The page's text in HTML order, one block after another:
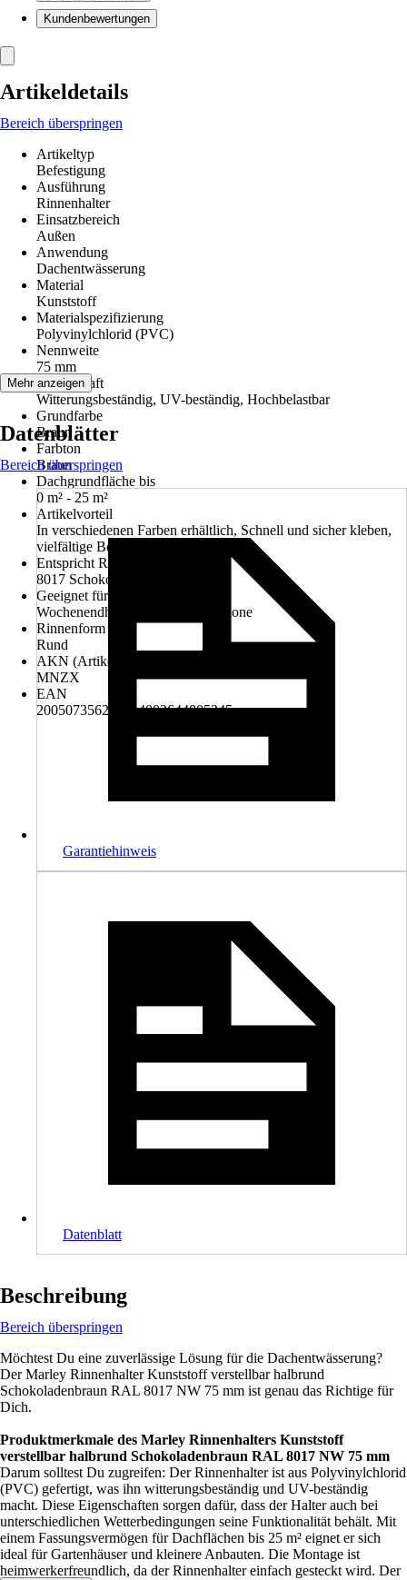
Kundenbewertungen
Artikeldetails
Bereich überspringen
Artikeltyp
Befestigung
Ausführung
Rinnenhalter
Einsatzbereich
Außen
Anwendung
Dachentwässerung
Material
Kunststoff
Materialspezifizierung
Polyvinylchlorid (PVC)
Nennweite
75 mm
Eigenschaft
Witterungsbeständig, UV-beständig, Hochbelastbar
Grundfarbe
Braun
Farbton
Braun
Dachgrundfläche bis
0 m² - 25 m²
Artikelvorteil
In verschiedenen Farben erhältlich, Schnell und sicher kleben,
vielfältige Befestigungsmöglichkeiten
Entspricht RAL-Farbton
8017 Schokoladenbraun
Geeignet für
Wochenendhäuser, Garagen, Balkone
Rinnenform
Rund
AKN (Artikelkurznummer)
MNZX
EAN
2005073562002, 4002644805245
Mehr anzeigen
Datenblätter
Bereich überspringen
Garantiehinweis
Datenblatt
Beschreibung
Bereich überspringen
Möchtest Du eine zuverlässige Lösung für die Dachentwässerung?
Der Marley Rinnenhalter Kunststoff verstellbar halbrund
Schokoladenbraun RAL 8017 NW 75 mm ist genau das Richtige für
Dich.
Produktmerkmale des Marley Rinnenhalters Kunststoff
verstellbar halbrund Schokoladenbraun RAL 8017 NW 75 mm
Darum solltest Du zugreifen: Der Rinnenhalter ist aus Polyvinylchlorid
(PVC) gefertigt, was ihn witterungsbeständig und UV-beständig
macht. Diese Eigenschaften sorgen dafür, dass der Halter auch bei
unterschiedlichen Wetterbedingungen seine Funktionalität behält. Mit
einem Fassungsvermögen für Dachflächen bis 25 m² eignet er sich
ideal für Gartenhäuser und kleinere Anbauten. Die Montage ist
heimwerkerfreundlich, da der Rinnenhalter einfach gesteckt wird. Der